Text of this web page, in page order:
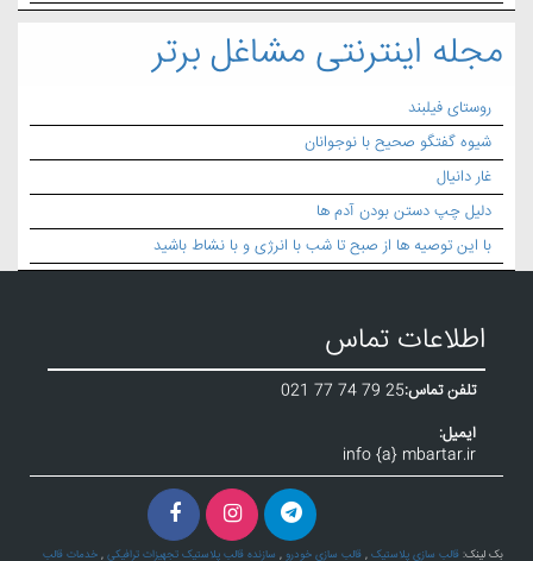
مجله اینترنتی مشاغل برتر
روستای فیلبند
شیوه گفتگو صحیح با نوجوانان
غار دانیال
دلیل چپ دستن بودن آدم ها
با این توصیه ها از صبح تا شب با انرژی و با نشاط باشید
اطلاعات تماس
تلفن تماس:021 77 74 79 25
ایمیل:
info {a} mbartar.ir
بک لینک: قالب سازی پلاستیک , قالب سازی خودرو , سازنده قالب پلاستیک تجهیزات ترافیکی , خدمات قالب